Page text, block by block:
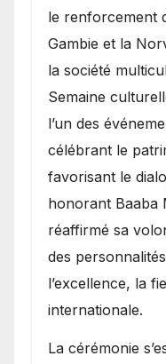
le renforcement
Gambie et la
la société
Semaine
l’un des
célébrant le
favorisant le
honorant Baaba
réaffirmé sa
des
l’excellence, la
internationale.
​La cérémonie